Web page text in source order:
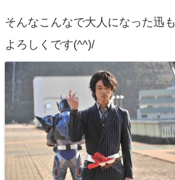
そんなこんなで大人になった迅も
よろしくです(^^)/